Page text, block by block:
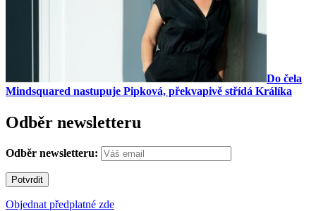
Do čela
Mindsquared nastupuje Pipková, překvapivě střídá Králíka
Odběr newsletteru
Odběr newsletteru:
Objednat předplatné zde